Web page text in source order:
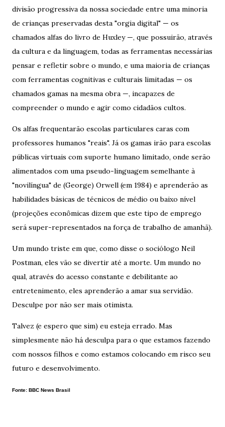
divisão progressiva da nossa sociedade entre uma minoria
de crianças preservadas desta "orgia digital" — os
chamados alfas do livro de Huxley —, que possuirão, através
da cultura e da linguagem, todas as ferramentas necessárias
pensar e refletir sobre o mundo, e uma maioria de crianças
com ferramentas cognitivas e culturais limitadas — os
chamados gamas na mesma obra —, incapazes de
compreender o mundo e agir como cidadãos cultos.
Os alfas frequentarão escolas particulares caras com
professores humanos "reais". Já os gamas irão para escolas
públicas virtuais com suporte humano limitado, onde serão
alimentados com uma pseudo-linguagem semelhante à
"novilíngua" de (George) Orwell (em 1984) e aprenderão as
habilidades básicas de técnicos de médio ou baixo nível
(projeções econômicas dizem que este tipo de emprego
será super-representados na força de trabalho de amanhã).
Um mundo triste em que, como disse o sociólogo Neil
Postman, eles vão se divertir até a morte. Um mundo no
qual, através do acesso constante e debilitante ao
entretenimento, eles aprenderão a amar sua servidão.
Desculpe por não ser mais otimista.
Talvez (e espero que sim) eu esteja errado. Mas
simplesmente não há desculpa para o que estamos fazendo
com nossos filhos e como estamos colocando em risco seu
futuro e desenvolvimento.
Fonte: BBC News Brasil